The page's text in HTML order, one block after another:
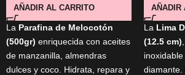
AÑADIR AL CARRITO
La Parafina de Melocotón
(500gr) enriquecida con aceites
de manzanilla, almendras
dulces y coco. Hidrata, repara y
AÑADIR
La Lima
(12.5 cm)
diamante.